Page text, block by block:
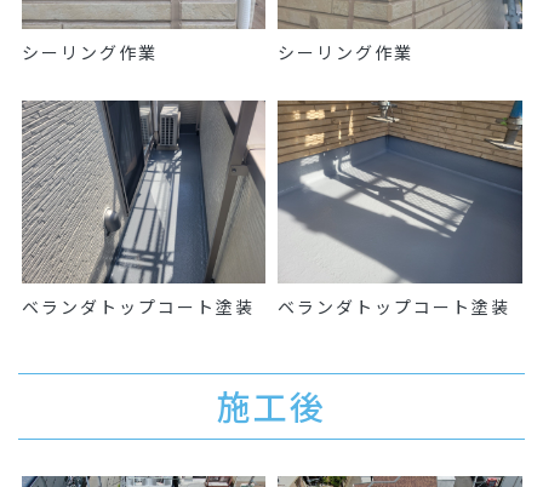
シーリング作業 シーリング作業
ベランダトップコート塗装 ベランダトップコート塗装
施工後